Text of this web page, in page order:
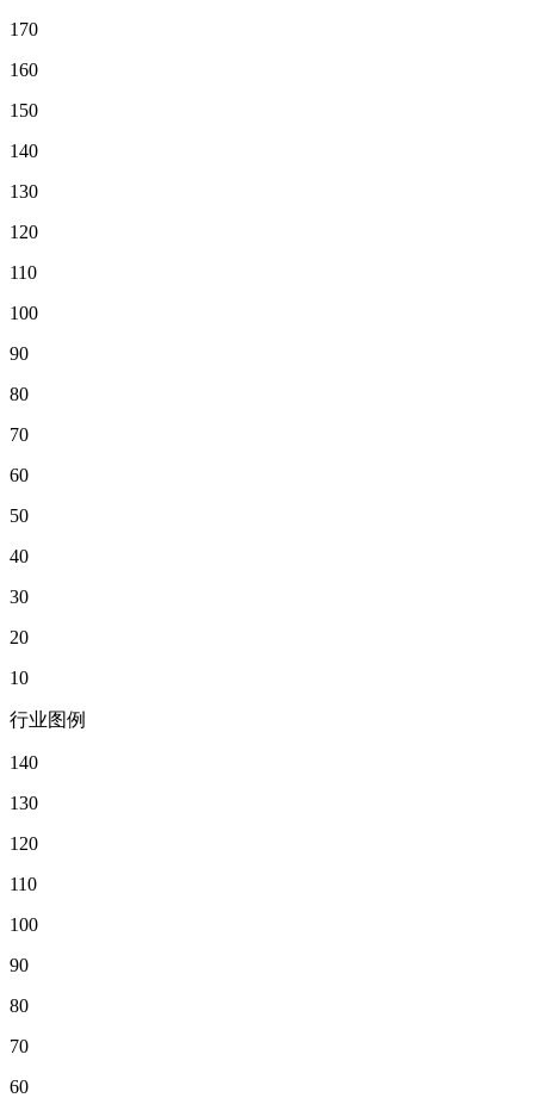
170
160
150
140
130
120
110
100
90
80
70
60
50
40
30
20
10
行业图例
140
130
120
110
100
90
80
70
60